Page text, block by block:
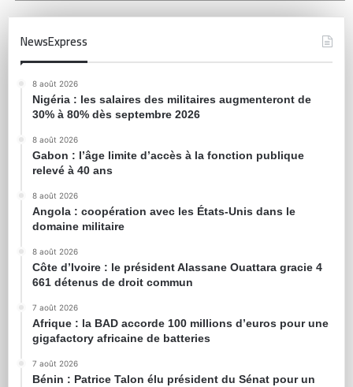
NewsExpress
8 août 2026
Nigéria : les salaires des militaires augmenteront de
30% à 80% dès septembre 2026
8 août 2026
Gabon : l’âge limite d’accès à la fonction publique
relevé à 40 ans
8 août 2026
Angola : coopération avec les États-Unis dans le
domaine militaire
8 août 2026
Côte d’Ivoire : le président Alassane Ouattara gracie 4
661 détenus de droit commun
7 août 2026
Afrique : la BAD accorde 100 millions d’euros pour une
gigafactory africaine de batteries
7 août 2026
Bénin : Patrice Talon élu président du Sénat pour un